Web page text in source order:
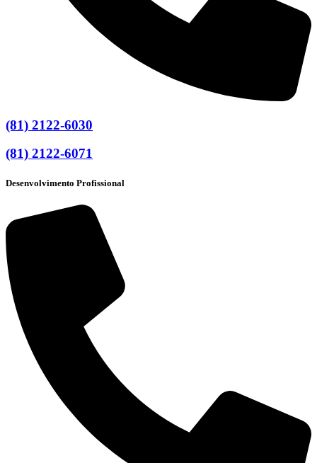
(81) 2122-6030
(81) 2122-6071
Desenvolvimento Profissional